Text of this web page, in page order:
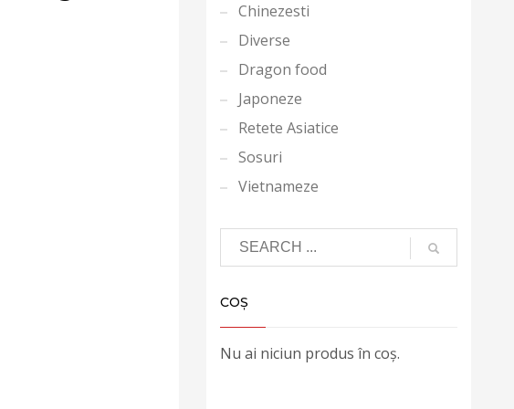
Chinezesti
Diverse
Dragon food
Japoneze
Retete Asiatice
Sosuri
Vietnameze
COȘ
Nu ai niciun produs în coș.